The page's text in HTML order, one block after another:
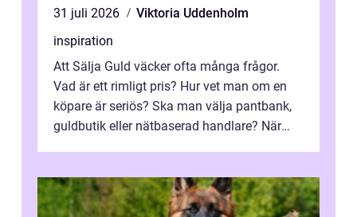
31 juli 2026
Viktoria Uddenholm
inspiration
Att Sälja Guld väcker ofta många frågor.
Vad är ett rimligt pris? Hur vet man om en
köpare är seriös? Ska man välja pantbank,
guldbutik eller nätbaserad handlare? När